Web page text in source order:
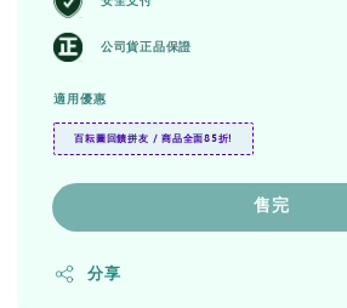
公司貨正品保證
適用優惠
百耘圖回饋拼友 / 商品全面85折!
售完
分享